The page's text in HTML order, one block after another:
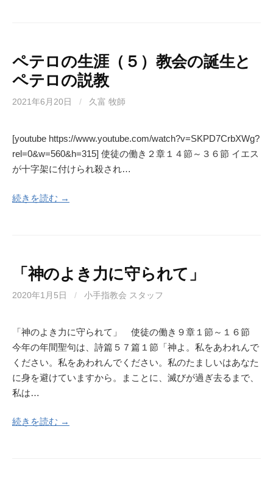
ペテロの生涯（５）教会の誕生と
ペテロの説教
2021年6月20日 / 久富 牧師
[youtube https://www.youtube.com/watch?v=SKPD7CrbXWg?
rel=0&w=560&h=315] 使徒の働き２章１４節～３６節 イエス
が十字架に付けられ殺され…
続きを読む →
「神のよき力に守られて」
2020年1月5日 / 小手指教会 スタッフ
「神のよき力に守られて」 使徒の働き９章１節～１６節
今年の年間聖句は、詩篇５７篇１節「神よ。私をあわれんで
ください。私をあわれんでください。私のたましいはあなた
に身を避けていますから。まことに、滅びが過ぎ去るまで、
私は…
続きを読む →